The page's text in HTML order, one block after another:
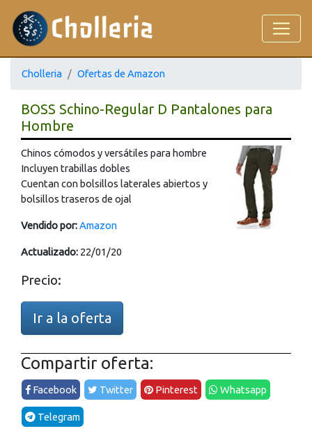
Cholleria Ofertas de Amazon
BOSS Schino-Regular D Pantalones para
Hombre
Chinos cómodos y versátiles para hombre
Incluyen trabillas dobles
Cuentan con bolsillos laterales abiertos y
bolsillos traseros de ojal
Vendido por:Amazon
Actualizado: 22/01/20
Precio:
Ir a la oferta
Compartir oferta:
Facebook Twitter Pinterest Whatsapp
Telegram